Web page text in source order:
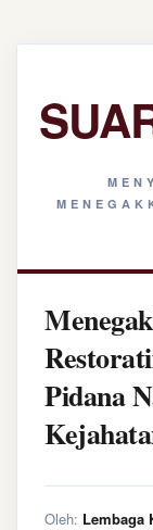
Pidana
Oleh: Lembaga